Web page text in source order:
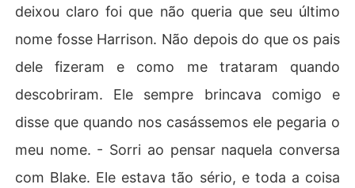
deixou claro foi que não queria que seu último
nome fosse Harrison. Não depois do que os pais
dele fizeram e como me trataram quando
descobriram. Ele sempre brincava comigo e
disse que quando nos casássemos ele pegaria o
meu nome. - Sorri ao pensar naquela conversa
com Blake. Ele estava tão sério, e toda a coisa